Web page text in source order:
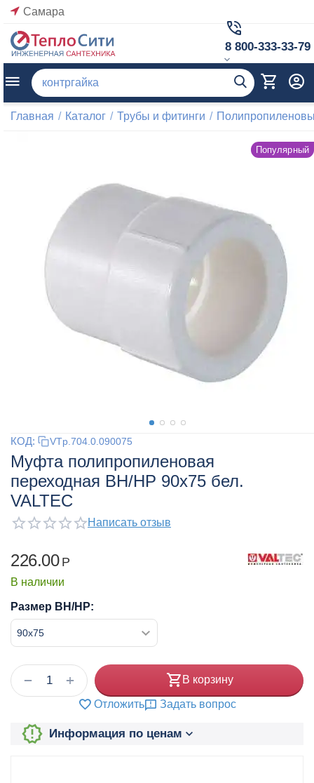
Самара
8 800-333-33-79
Главная / Каталог / Трубы и фитинги /
Популярный
КОД: VTp.704.0.090075
Муфта полипропиленовая
переходная ВН/НР 90x75 бел.
VALTEC
Написать отзыв
226.00 Р
В наличии
Размер ВН/НР:
+
− В корзину
Отложить Задать вопрос
Информация по ценам